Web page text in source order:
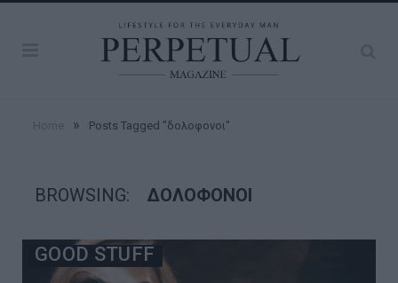
» Posts Tagged "δολοφονοι"
BROWSING: ΔΟΛΟΦΟΝΟΙ
GOOD STUFF